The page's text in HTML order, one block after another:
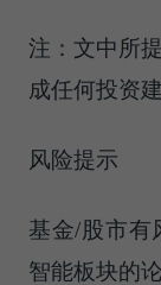
注：文中所
成任何投资建
风险提示
基金/股市有
智能板块的